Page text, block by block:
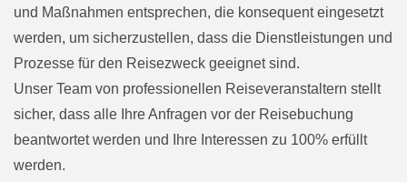
und Maßnahmen entsprechen, die konsequent eingesetzt
werden, um sicherzustellen, dass die Dienstleistungen und
Prozesse für den Reisezweck geeignet sind.
Unser Team von professionellen Reiseveranstaltern stellt
sicher, dass alle Ihre Anfragen vor der Reisebuchung
beantwortet werden und Ihre Interessen zu 100% erfüllt
werden.